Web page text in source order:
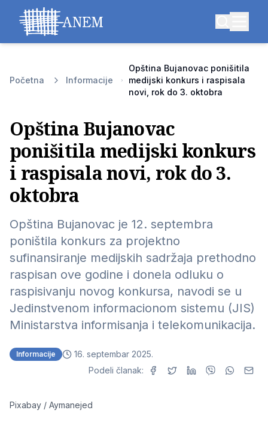
Početna Informacije
Opština Bujanovac ponišitila
medijski konkurs i raspisala
novi, rok do 3. oktobra
Opština Bujanovac
ponišitila medijski konkurs
i raspisala novi, rok do 3.
oktobra
Opština Bujanovac je 12. septembra
poništila konkurs za projektno
sufinansiranje medijskih sadržaja prethodno
raspisan ove godine i donela odluku o
raspisivanju novog konkursa, navodi se u
Jedinstvenom informacionom sistemu (JIS)
Ministarstva informisanja i telekomunikacija.
Informacije
16. septembar 2025.
Podeli članak:
Pixabay / Aymanejed